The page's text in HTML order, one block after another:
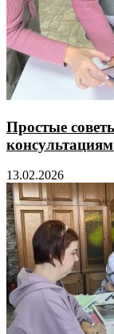
Простые
13.02.2026